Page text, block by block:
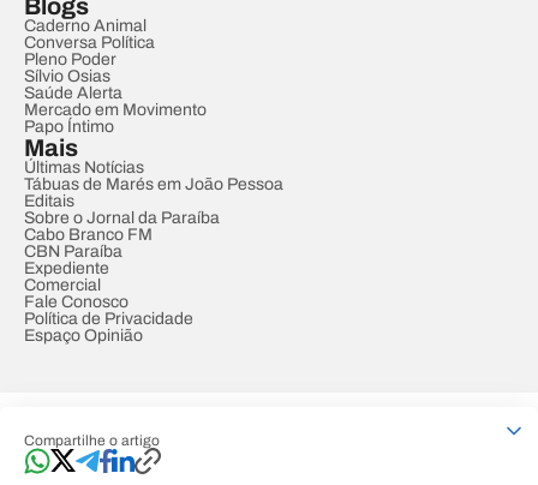
Compartilhe o artigo
Blogs
Caderno Animal
Conversa Política
Pleno Poder
Sílvio Osias
Saúde Alerta
Mercado em Movimento
Papo Íntimo
Mais
Últimas Notícias
Tábuas de Marés em João Pessoa
Editais
Sobre o Jornal da Paraíba
Cabo Branco FM
CBN Paraíba
Expediente
Comercial
Fale Conosco
Política de Privacidade
Espaço Opinião
Developed by Designed by